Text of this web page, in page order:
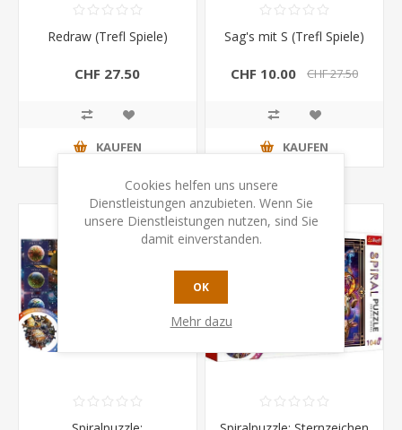
Redraw (Trefl Spiele)
CHF 27.50
KAUFEN
Sag's mit S (Trefl Spiele)
CHF 10.00 CHF 27.50
KAUFEN
Cookies helfen uns unsere
Dienstleistungen anzubieten. Wenn Sie
unsere Dienstleistungen nutzen, sind Sie
damit einverstanden.
OK
Mehr dazu